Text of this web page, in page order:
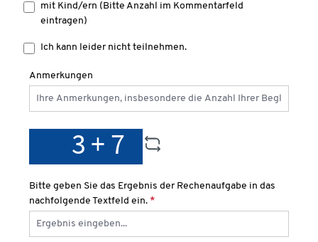
mit Kind/ern (Bitte Anzahl im Kommentarfeld
eintragen)
Ich kann leider nicht teilnehmen.
Anmerkungen
Bitte geben Sie das Ergebnis der Rechenaufgabe in das
nachfolgende Textfeld ein. *